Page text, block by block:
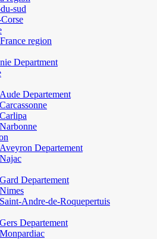
sud
region
Department
Aude Departement
Carcassonne
Carlipa
Narbonne
Aveyron Departement
Najac
Gard Departement
Nimes
Saint-Andre-de-Roquepertuis
Gers Departement
Monpardiac